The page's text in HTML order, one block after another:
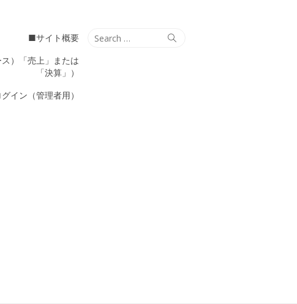
Search
Search
■サイト概要
）「売上」または
「決算」）
イン（管理者用）